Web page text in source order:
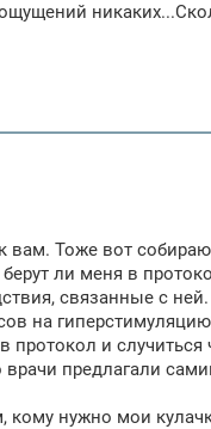
вам. Тоже вот
ли меня в
связанные с
на
и случиться
врачи предлагали
кому нужно мои